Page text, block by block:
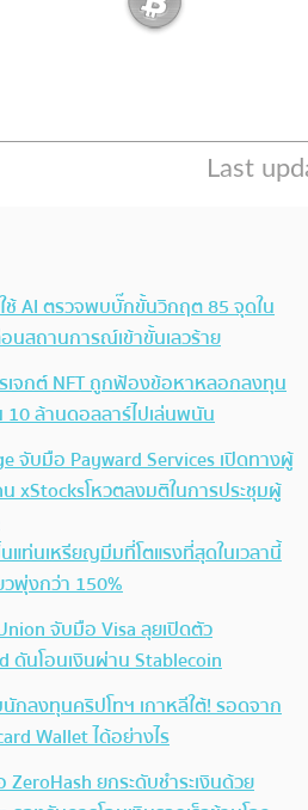
AI ตรวจพบบั๊กขั้นวิกฤต 85 จุดใน
นสถานการณ์เข้าขั้นเลวร้าย
เจกต์ NFT ถูกฟ้องข้อหาหลอกลงทุน
10 ล้านดอลลาร์ไปเล่นพนัน
จับมือ Payward Services เปิดทางผู้
xStocksโหวตลงมติในการประชุมผู้
แท่นเหรียญมีมที่โตแรงที่สุดในเวลานี้
พุ่งกว่า 150%
จับมือ Visa ลุยเปิดตัว
ดันโอนเงินผ่าน Stablecoin
กลงทุนคริปโทฯ เกาหลีใต้! รอดจาก
Wallet ได้อย่างไร
ZeroHash ยกระดับชำระเงินด้วย